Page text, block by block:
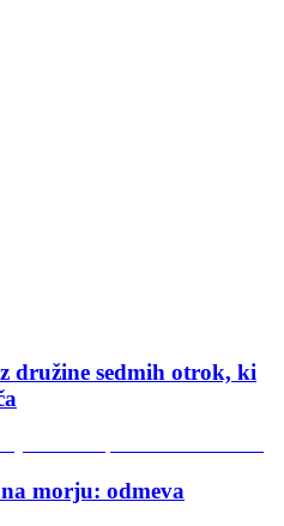
družine sedmih otrok, ki
morju: odmeva